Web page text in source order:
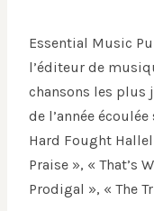
Essential Music
l’éditeur de
chansons les plus
de l’année
Hard Fought
Praise », « That’s
Prodigal », « The